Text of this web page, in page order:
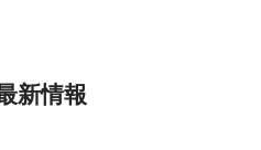
新情報